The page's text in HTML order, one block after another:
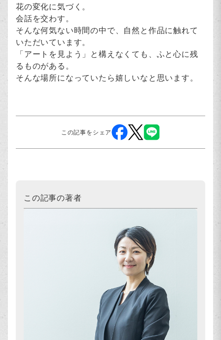
花の変化に気づく。
会話を交わす。
そんな何気ない時間の中で、自然と作品に触れて
いただいています。
「アートを見よう」と構えなくても、ふと心に残
るものがある。
そんな場所になっていたら嬉しいなと思います。
この記事をシェア
この記事の著者